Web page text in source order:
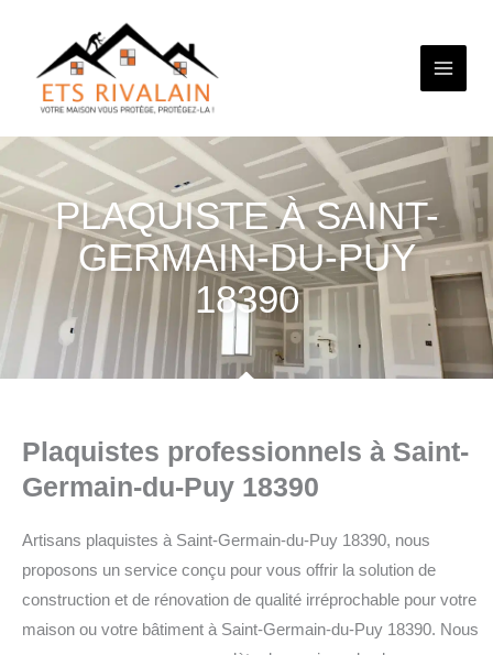
contenu
PLAQUISTE À SAINT-
GERMAIN-DU-PUY
18390
Plaquistes professionnels à Saint-
Germain-du-Puy 18390
Artisans plaquistes à Saint-Germain-du-Puy 18390, nous
proposons un service conçu pour vous offrir la solution de
construction et de rénovation de qualité irréprochable pour votre
maison ou votre bâtiment à Saint-Germain-du-Puy 18390. Nous